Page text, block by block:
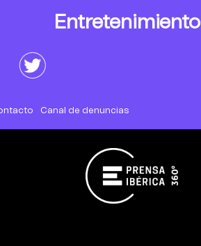
Entretenimiento
Canal de denuncias